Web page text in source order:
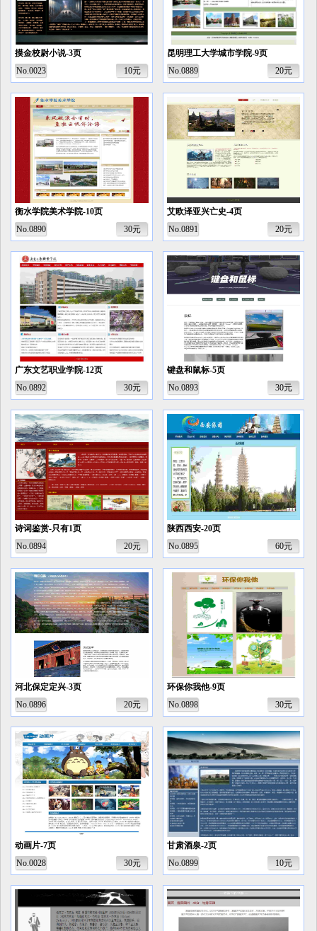
摸金校尉小说-3页
No.0023
10元
昆明理工大学城市学院-9页
No.0889
20元
衡水学院美术学院-10页
No.0890
30元
艾欧泽亚兴亡史-4页
No.0891
20元
广东文艺职业学院-12页
No.0892
30元
键盘和鼠标-5页
No.0893
30元
诗词鉴赏-只有1页
No.0894
20元
陕西西安-20页
No.0895
60元
河北保定定兴-3页
No.0896
20元
环保你我他-9页
No.0898
30元
动画片-7页
No.0028
30元
甘肃酒泉-2页
No.0899
10元